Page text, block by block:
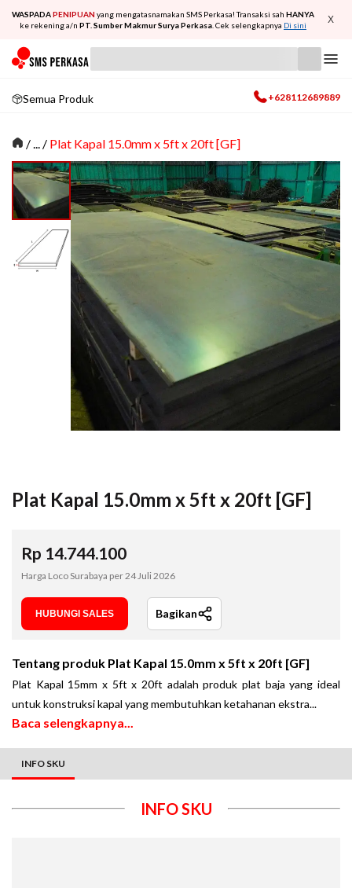
WASPADAPENIPUAN yang mengatasnamakan SMS Perkasa! Transaksi sah HANYA
ke rekening a/n PT. Sumber Makmur Surya Perkasa . Cek selengkapnya Di sini X
Semua Produk +628112689889
/... / Plat Kapal 15.0mm x 5ft x 20ft [GF]
Plat Kapal 15.0mm x 5ft x 20ft [GF]
Rp 14.744.100
Harga Loco Surabaya per24 Juli 2026
HUBUNGI SALES Bagikan
Tentang produk Plat Kapal 15.0mm x 5ft x 20ft [GF]
Plat Kapal 15mm x 5ft x 20ft adalah produk plat baja yang ideal
untuk konstruksi kapal yang membutuhkan ketahanan ekstra...
Baca selengkapnya...
INFO SKU
INFO SKU